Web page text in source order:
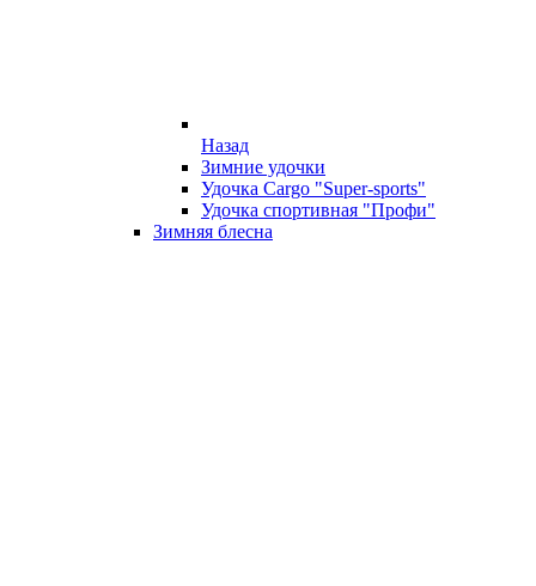
Назад
Зимние удочки
Удочка Cargo "Super-sports"
Удочка спортивная "Профи"
Зимняя блесна